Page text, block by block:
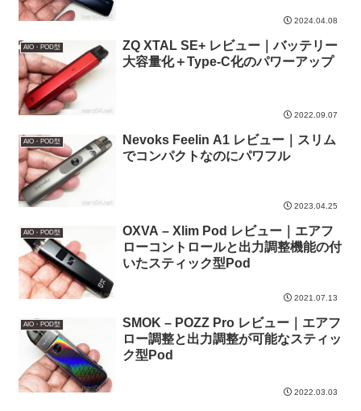
2024.04.08
AIO・POD型
ZQ XTAL SE+ レビュー｜バッテリー
大容量化＋Type-C化のパワーアップ
2022.09.07
AIO・POD型
Nevoks Feelin A1 レビュー｜スリム
でコンパクトなのにパワフル
2023.04.25
AIO・POD型
OXVA – Xlim Pod レビュー｜エアフ
ローコントロールと出力調整機能の付
いたスティック型Pod
2021.07.13
AIO・POD型
SMOK – POZZ Pro レビュー｜エアフ
ロー調整と出力調整が可能なスティッ
ク型Pod
2022.03.03